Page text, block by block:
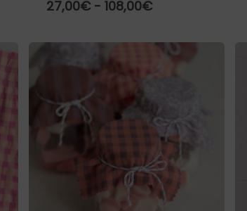
27,00€ - 108,00€Rango
desde
27,00€